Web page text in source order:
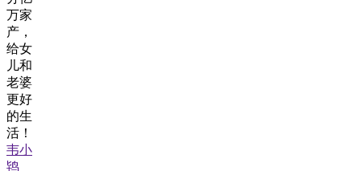
万家
产，
给女
儿和
老婆
更好
的生
活！
韦小
鸨